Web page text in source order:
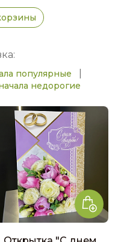
популярные
недорогие